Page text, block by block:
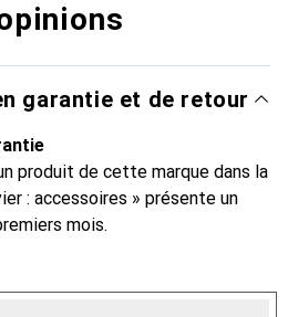
garantie et de retour
produit de cette marque dans la
: accessoires » présente un
mois.